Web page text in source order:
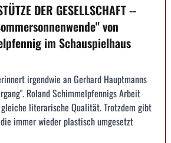
DER GESELLSCHAFT --
von
im Schauspielhaus
irgendwie an Gerhard Hauptmanns
Roland Schimmelpfennigs Arbeit
literarische Qualität. Trotzdem gibt
immer wieder plastisch umgesetzt